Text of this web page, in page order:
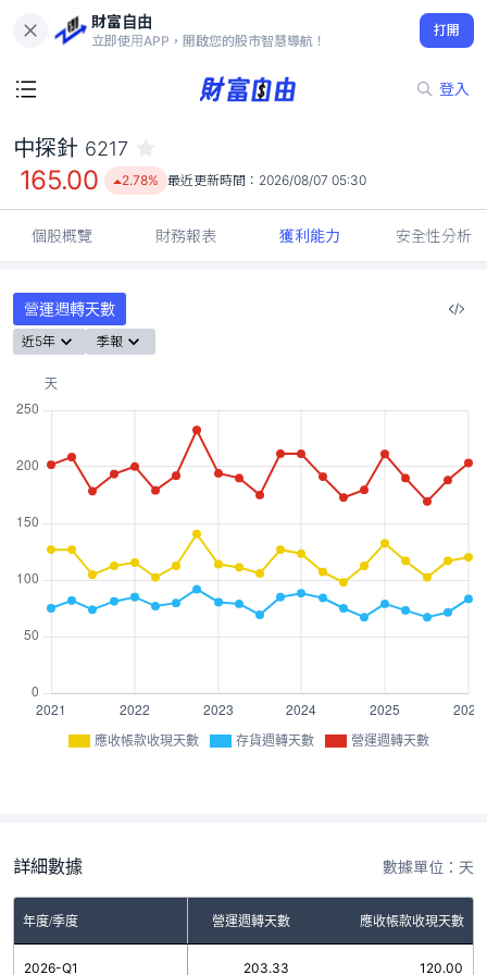
財富自由
立即使用APP，開啟您的股市智慧導航！
打開
登入
165.00
2.78%
中探針 6217
165.00 2.78% 最近更新時間： 2026/08/07 05:30
個股概覽 財務報表 獲利能力 安全性分析
營運週轉天數
近5年 季報
應收帳款收現天數 存貨週轉天數 營運週轉天數
詳細數據 數據單位：天
年度/季度
存貨週轉天數 營運週轉天數 應收帳款收現天數
2026-Q1 203.33 120.00